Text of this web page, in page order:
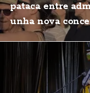
pataca entre
unha nova